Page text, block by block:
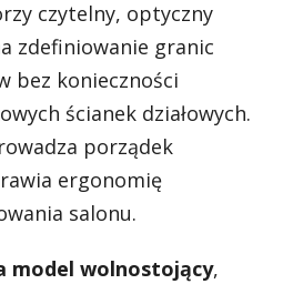
czytelny, optyczny
zdefiniowanie granic
bez konieczności
ścianek działowych.
porządek
ergonomię
salonu.
model wolnostojący,